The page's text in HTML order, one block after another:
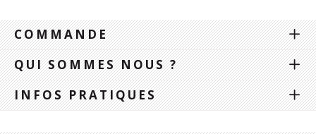
COMMANDE
QUI SOMMES NOUS ?
INFOS PRATIQUES